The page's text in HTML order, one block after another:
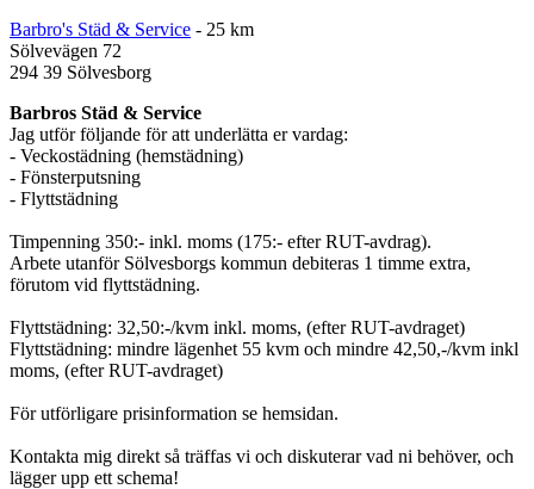
Barbro's Städ & Service - 25 km
Sölvevägen 72
294 39 Sölvesborg
Barbros Städ & Service
Jag utför följande för att underlätta er vardag:
- Veckostädning (hemstädning)
- Fönsterputsning
- Flyttstädning
Timpenning 350:- inkl. moms (175:- efter RUT-avdrag).
Arbete utanför Sölvesborgs kommun debiteras 1 timme extra,
förutom vid flyttstädning.
Flyttstädning: 32,50:-/kvm inkl. moms, (efter RUT-avdraget)
Flyttstädning: mindre lägenhet 55 kvm och mindre 42,50,-/kvm inkl
moms, (efter RUT-avdraget)
För utförligare prisinformation se hemsidan.
Kontakta mig direkt så träffas vi och diskuterar vad ni behöver, och
lägger upp ett schema!